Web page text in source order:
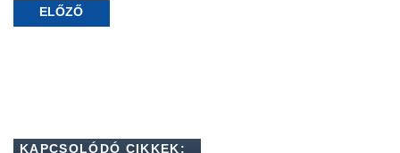
ELŐZŐ
KAPCSOLÓDÓ CIKKEK: